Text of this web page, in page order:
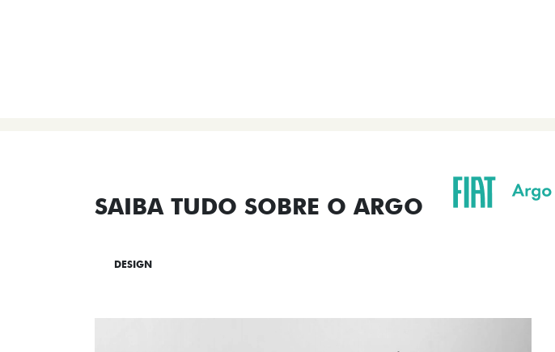
SAIBA TUDO SOBRE O ARGO
DESIGN